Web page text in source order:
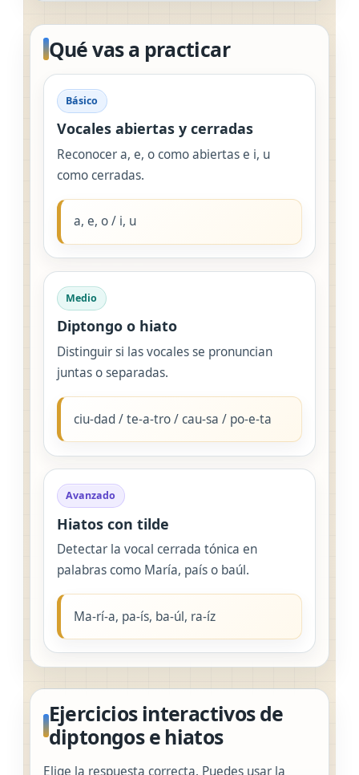
Qué vas a practicar
Básico
Vocales abiertas y cerradas
Reconocer a, e, o como abiertas e i, u
como cerradas.
a, e, o / i, u
Medio
Diptongo o hiato
Distinguir si las vocales se pronuncian
juntas o separadas.
ciu-dad / te-a-tro / cau-sa / po-e-ta
Avanzado
Hiatos con tilde
Detectar la vocal cerrada tónica en
palabras como María, país o baúl.
Ma-rí-a, pa-ís, ba-úl, ra-íz
Ejercicios interactivos de
diptongos e hiatos
Elige la respuesta correcta. Puedes usar la